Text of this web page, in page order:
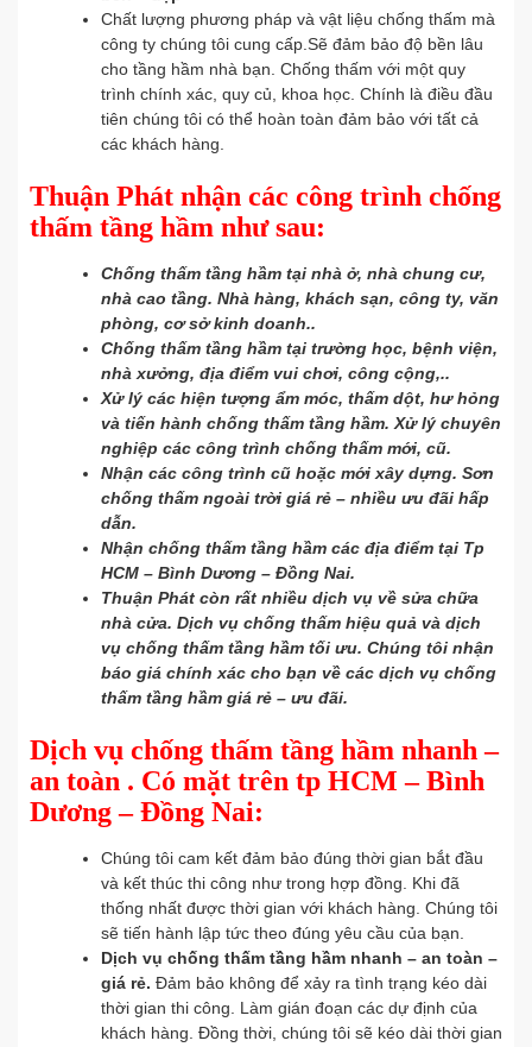
Chất lượng phương pháp và vật liệu chống thấm mà
công ty chúng tôi cung cấp.Sẽ đảm bảo độ bền lâu
cho tầng hầm nhà bạn. Chống thấm với một quy
trình chính xác, quy củ, khoa học. Chính là điều đầu
tiên chúng tôi có thể hoàn toàn đảm bảo với tất cả
các khách hàng.
Thuận Phát nhận các công trình chống
thấm tầng hầm như sau:
Chống thấm tầng hầm tại nhà ở, nhà chung cư,
nhà cao tầng. Nhà hàng, khách sạn, công ty, văn
phòng, cơ sở kinh doanh..
Chống thấm tầng hầm tại trường học, bệnh viện,
nhà xưởng, địa điểm vui chơi, công cộng,..
Xử lý các hiện tượng ẩm móc, thấm dột, hư hỏng
và tiến hành chống thấm tầng hầm. Xử lý chuyên
nghiệp các công trình chống thấm mới, cũ.
Nhận các công trình cũ hoặc mới xây dựng. Sơn
chống thấm ngoài trời giá rẻ – nhiều ưu đãi hấp
dẫn.
Nhận chống thấm tầng hầm các địa điểm tại Tp
HCM – Bình Dương – Đồng Nai.
Thuận Phát còn rất nhiều dịch vụ về sửa chữa
nhà cửa. Dịch vụ chống thấm hiệu quả và dịch
vụ chống thấm tầng hầm tối ưu. Chúng tôi nhận
báo giá chính xác cho bạn về các dịch vụ chống
thấm tầng hầm giá rẻ – ưu đãi.
Dịch vụ chống thấm tầng hầm nhanh –
an toàn . Có mặt trên tp HCM – Bình
Dương – Đồng Nai:
Chúng tôi cam kết đảm bảo đúng thời gian bắt đầu
và kết thúc thi công như trong hợp đồng. Khi đã
thống nhất được thời gian với khách hàng. Chúng tôi
sẽ tiến hành lập tức theo đúng yêu cầu của bạn.
Dịch vụ chống thấm tầng hầm nhanh – an toàn –
giá rẻ. Đảm bảo không để xảy ra tình trạng kéo dài
thời gian thi công. Làm gián đoạn các dự định của
khách hàng. Đồng thời, chúng tôi sẽ kéo dài thời gian